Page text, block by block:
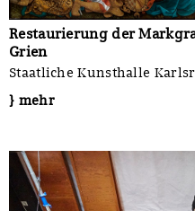
Restaurierung der
Grien
Staatliche Kunsthalle
} mehr